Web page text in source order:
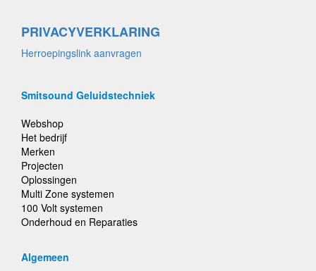
PRIVACYVERKLARING
Herroepingslink aanvragen
Smitsound Geluidstechniek
Webshop
Het bedrijf
Merken
Projecten
Oplossingen
Multi Zone systemen
100 Volt systemen
Onderhoud en Reparaties
Algemeen